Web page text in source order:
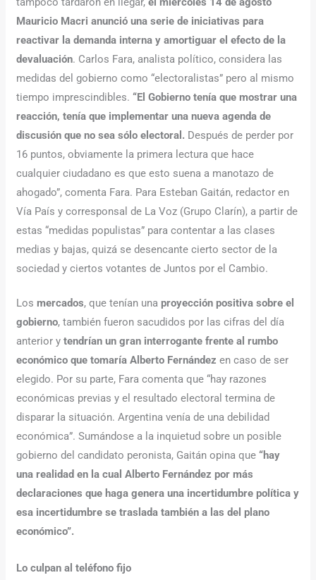
Mauricio Macri anunció una serie de iniciativas para
reactivar la demanda interna y amortiguar el efecto de la
devaluación. Carlos Fara, analista político, considera las
medidas del gobierno como “electoralistas” pero al mismo
tiempo imprescindibles.“El Gobierno tenía que mostrar una
reacción, tenía que implementar una nueva agenda de
discusión que no sea sólo electoral. Después de perder por
16 puntos, obviamente la primera lectura que hace
cualquier ciudadano es que esto suena a manotazo de
ahogado”, comenta Fara. Para Esteban Gaitán, redactor en
Vía País y corresponsal de La Voz (Grupo Clarín), a partir de
estas “medidas populistas” para contentar a las clases
medias y bajas, quizá se desencante cierto sector de la
sociedad y ciertos votantes de Juntos por el Cambio.
Losmercados, que tenían unaproyección positiva sobre el
gobierno, también fueron sacudidos por las cifras del día
anterior ytendrían un gran interrogante frente al rumbo
económico que tomaría Alberto Fernándezen caso de ser
elegido. Por su parte, Fara comenta que “hay razones
económicas previas y el resultado electoral termina de
disparar la situación. Argentina venía de una debilidad
económica”. Sumándose a la inquietud sobre un posible
gobierno del candidato peronista, Gaitán opina que“hay
una realidad en la cual Alberto Fernández por más
declaraciones que haga genera una incertidumbre política y
esa incertidumbre se traslada también a las del plano
económico”.
Lo culpan al teléfono fijo